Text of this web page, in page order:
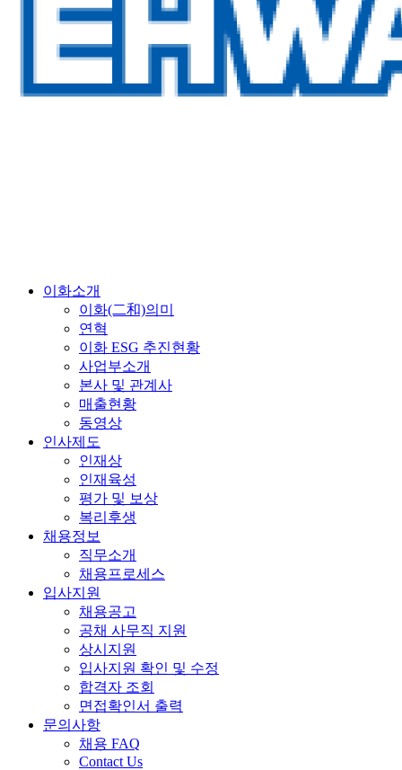
이화소개
이화(二和)의미
연혁
이화 ESG 추진현황
사업부소개
본사 및 관계사
매출현황
동영상
인사제도
인재상
인재육성
평가 및 보상
복리후생
채용정보
직무소개
채용프로세스
입사지원
채용공고
공채 사무직 지원
상시지원
입사지원 확인 및 수정
합격자 조회
면접확인서 출력
문의사항
채용 FAQ
Contact Us